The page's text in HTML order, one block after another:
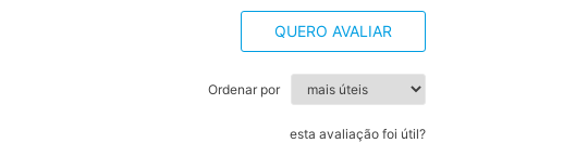
QUERO AVALIAR
Ordenar por
esta avaliação foi útil?